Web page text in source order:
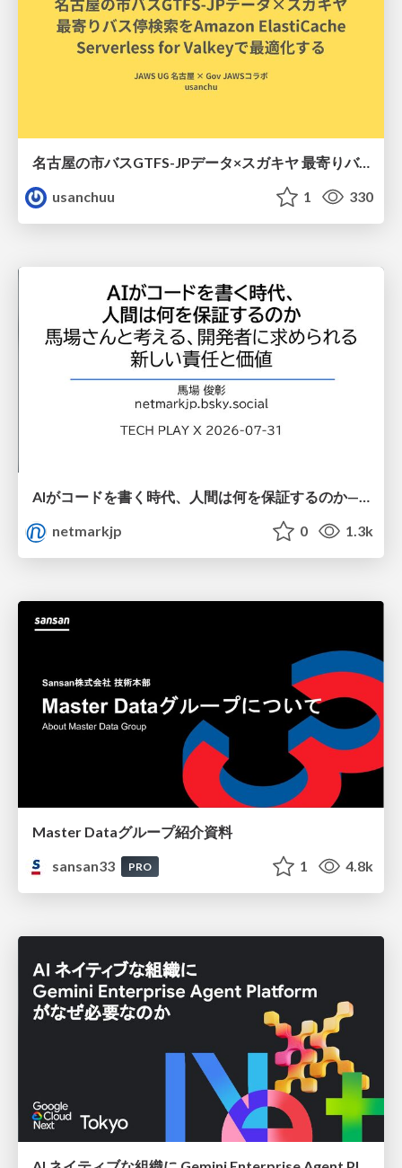
名古屋の市バスGTFS-JPデータ×スガキヤ 最寄りバス停検索をAmazon ElastiCache Serverless for Valkeyで最適化する
usanchuu
1 330
AIがコードを書く時代、人間は何を保証するのか———馬場さんと考える、開発者に求められる新しい責任と価値 - TECH PLAY
netmarkjp
0 1.3k
Master Dataグループ紹介資料
sansan33
PRO 1 4.8k